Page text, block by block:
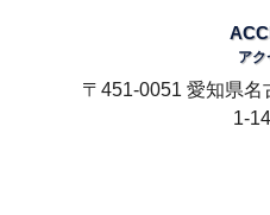
アク
〒451-0051 愛知県
1-